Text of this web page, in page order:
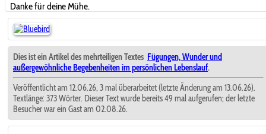
Danke für deine Mühe.
Dies ist ein Artikel des mehrteiligen Textes Fügungen, Wunder und
außergewöhnliche Begebenheiten im persönlichen Lebenslauf.
Veröffentlicht am 12.06.26, 3 mal überarbeitet (letzte Änderung am 13.06.26).
Textlänge: 373 Wörter. Dieser Text wurde bereits 49 mal aufgerufen; der letzte
Besucher war ein Gast am 02.08.26.